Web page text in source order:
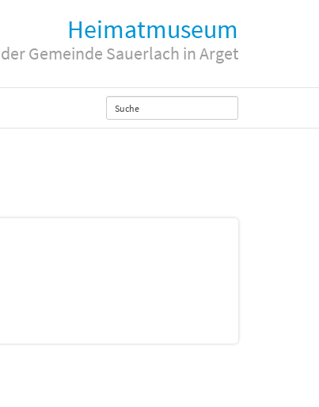
Heimatmuseum
der Gemeinde Sauerlach in Arget